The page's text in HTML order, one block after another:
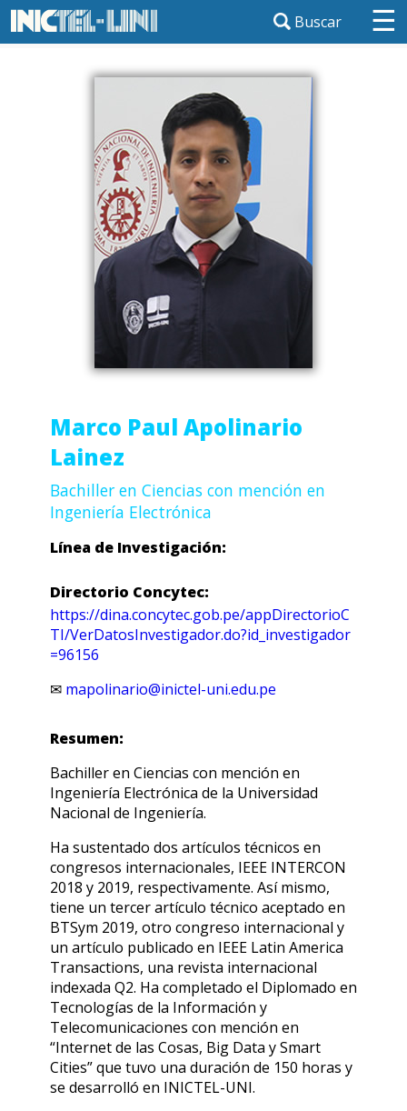
Buscar ☰
Marco Paul Apolinario
Lainez
Bachiller en Ciencias con mención en
Ingeniería Electrónica
Línea de Investigación:
Directorio Concytec:
https://dina.concytec.gob.pe/appDirectorioC
TI/VerDatosInvestigador.do?id_investigador
=96156
✉ mapolinario@inictel-uni.edu.pe
Resumen:
Bachiller en Ciencias con mención en
Ingeniería Electrónica de la Universidad
Nacional de Ingeniería.
Ha sustentado dos artículos técnicos en
congresos internacionales, IEEE INTERCON
2018 y 2019, respectivamente. Así mismo,
tiene un tercer artículo técnico aceptado en
BTSym 2019, otro congreso internacional y
un artículo publicado en IEEE Latin America
Transactions, una revista internacional
indexada Q2. Ha completado el Diplomado en
Tecnologías de la Información y
Telecomunicaciones con mención en
“Internet de las Cosas, Big Data y Smart
Cities” que tuvo una duración de 150 horas y
se desarrolló en INICTEL-UNI.